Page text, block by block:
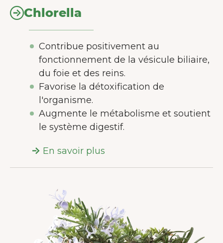
Chlorella
Contribue positivement au
fonctionnement de la vésicule biliaire,
du foie et des reins.
Favorise la détoxification de
l'organisme.
Augmente le métabolisme et soutient
le système digestif.
En savoir plus